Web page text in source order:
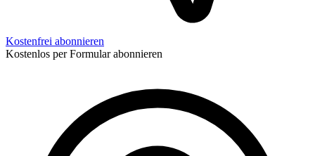
Kostenfrei abonnieren
Kostenlos per Formular abonnieren